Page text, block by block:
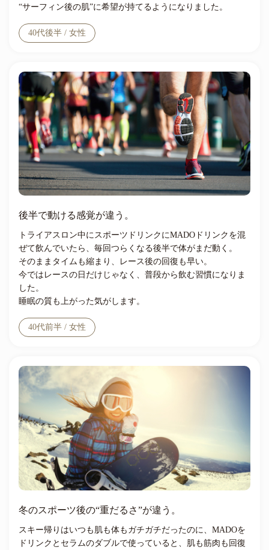
“サーフィン後の肌”に希望が持てるようになりました。
40代後半 / 女性
後半で動ける感覚が違う。
トライアスロン中にスポーツドリンクにMADOドリンクを混
ぜて飲んでいたら、毎回つらくなる後半で体がまだ動く。
そのままタイムも縮まり、レース後の回復も早い。
今ではレースの日だけじゃなく、普段から飲む習慣になりま
した。
睡眠の質も上がった気がします。
40代前半 / 女性
冬のスポーツ後の“重だるさ”が違う。
スキー帰りはいつも肌も体もガチガチだったのに、MADOを
ドリンクとセラムのダブルで使っていると、肌も筋肉も回復